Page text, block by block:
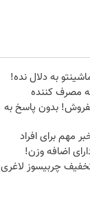
به دلال نده!
مصرف کننده
بدون پاسخ به
مهم برای افراد
اضافه وزن!
چربیسوز لاغری